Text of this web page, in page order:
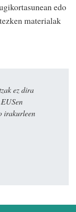
edo
materialak
ez dira
irakurleen